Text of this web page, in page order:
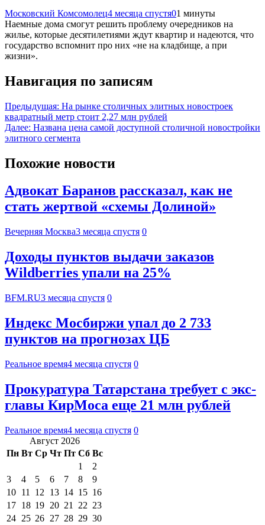
Московский Комсомолец4 месяца спустя01 минуты
Наемные дома смогут решить проблему очередников на
жилье, которые десятилетиями ждут квартир и надеются, что
государство вспомнит про них «не на кладбище, а при
жизни».
Навигация по записям
Предыдущая: На рынке столичных элитных новостроек
квадратный метр стоит 2,27 млн рублей
Далее: Названа цена самой доступной столичной новостройки
элитного сегмента
Похожие новости
Адвокат Баранов рассказал, как не
стать жертвой «схемы Долиной»
Вечерняя Москва3 месяца спустя 0
Доходы пунктов выдачи заказов
Wildberries упали на 25%
BFM.RU3 месяца спустя 0
Индекс Мосбиржи упал до 2 733
пунктов на прогнозах ЦБ
Реальное время4 месяца спустя 0
Прокуратура Татарстана требует с экс-
главы КирМоса еще 21 млн рублей
Реальное время4 месяца спустя 0
Август 2026
Пн Вт Ср Чт Пт Сб Вс
1
2
3
4 5 6 7 8
9
10 11 12 13 14 15 16
17 18 19 20 21 22 23
24 25 26 27 28 29 30